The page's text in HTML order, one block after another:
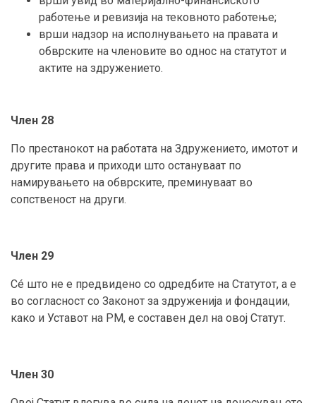
работење и ревизија на тековното работење;
врши надзор на исполнувањето на правата и
обврските на членовите во однос на статутот и
актите на здружението.
Член 28
По престанокот на работата на Здружението, имотот и
другите права и приходи што остануваат по
намирувањето на обврските, преминуваат во
сопственост на други.
Член 29
Сé што не е предвидено со одредбите на Статутот, а е
во согласност со Законот за здруженија и фондации,
како и Уставот на РМ, е составен дел на овој Статут.
Член 30